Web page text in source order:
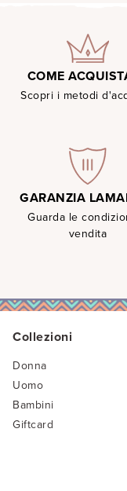
COME
Scopri i metodi
GARANZIA
Guarda le
vendita
Collezioni
Donna
Uomo
Bambini
Giftcard